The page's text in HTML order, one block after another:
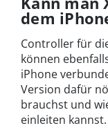
dem
Controller für
können
iPhone
Version dafür
brauchst und
einleiten kannst.